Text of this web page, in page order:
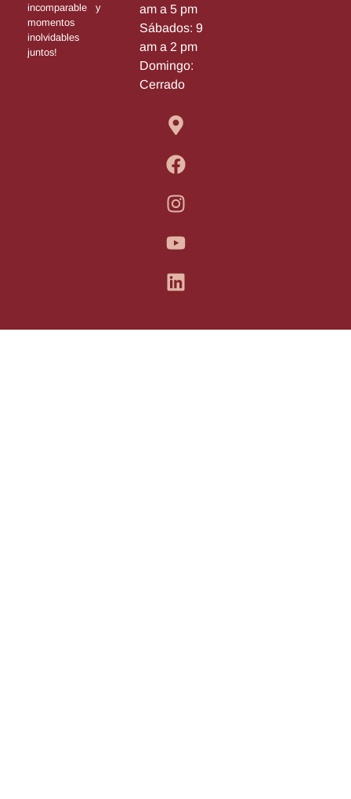
incomparable y
momentos
inolvidables
juntos!
am a 5 pm
Sábados: 9
am a 2 pm
Domingo:
Cerrado